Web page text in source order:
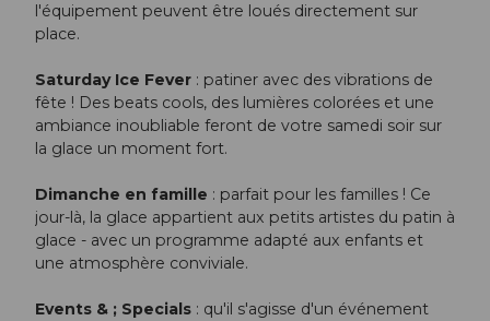
l'équipement peuvent être loués directement sur
place.
Saturday Ice Fever : patiner avec des vibrations de
fête ! Des beats cools, des lumières colorées et une
ambiance inoubliable feront de votre samedi soir sur
la glace un moment fort.
Dimanche en famille : parfait pour les familles ! Ce
jour-là, la glace appartient aux petits artistes du patin à
glace - avec un programme adapté aux enfants et
une atmosphère conviviale.
Events & ; Specials : qu'il s'agisse d'un événement